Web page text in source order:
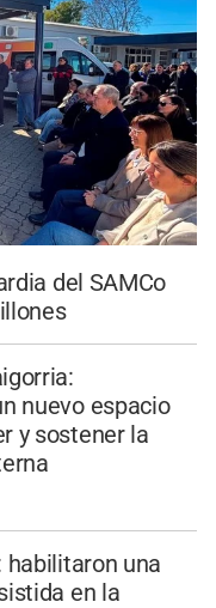
del SAMCo
nuevo espacio
y sostener la
habilitaron una
en la